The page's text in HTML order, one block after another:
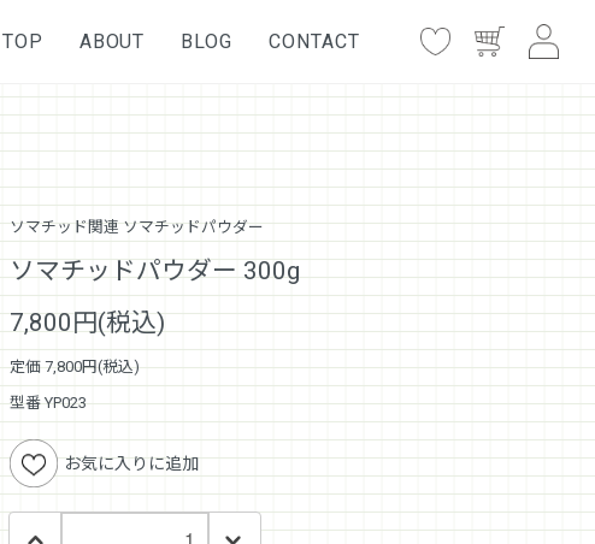
TOP ABOUT BLOG CONTACT
ソマチッド関連 ソマチッドパウダー
ソマチッドパウダー 300g
7,800円(税込)
定価 7,800円(税込)
型番 YP023
お気に入りに追加